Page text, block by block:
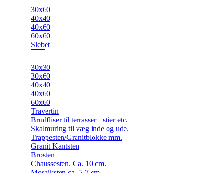
30x60
40x40
40x60
60x60
Slebet
30x30
30x60
40x40
40x60
60x60
Travertin
Brudfliser til terrasser - stier etc.
Skalmuring til væg inde og ude.
Trappesten/Granitblokke mm.
Granit Kantsten
Brosten
Chaussesten. Ca. 10 cm.